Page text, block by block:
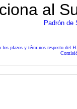
al
Padrón de
los plazos y términos respecto del